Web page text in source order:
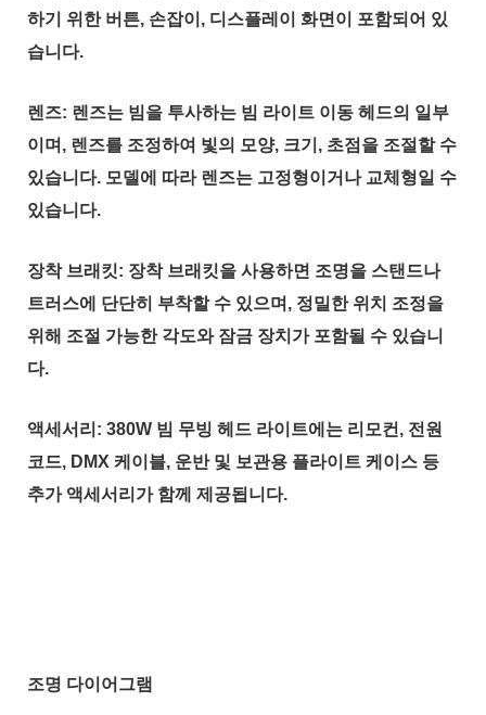
하기 위한 버튼, 손잡이, 디스플레이 화면이 포함되어 있
습니다.
렌즈: 렌즈는 빔을 투사하는 빔 라이트 이동 헤드의 일부
이며, 렌즈를 조정하여 빛의 모양, 크기, 초점을 조절할 수
있습니다. 모델에 따라 렌즈는 고정형이거나 교체형일 수
있습니다.
장착 브래킷: 장착 브래킷을 사용하면 조명을 스탠드나
트러스에 단단히 부착할 수 있으며, 정밀한 위치 조정을
위해 조절 가능한 각도와 잠금 장치가 포함될 수 있습니
다.
액세서리: 380W 빔 무빙 헤드 라이트에는 리모컨, 전원
코드, DMX 케이블, 운반 및 보관용 플라이트 케이스 등
추가 액세서리가 함께 제공됩니다.
조명 다이어그램